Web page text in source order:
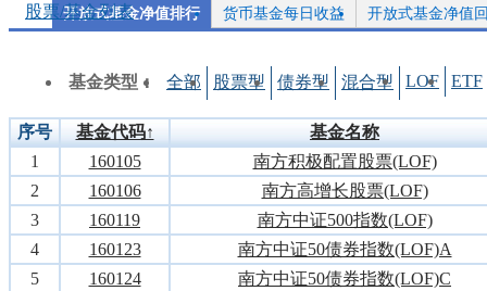
股票/基金列表
开放式基金净值排行 货币基金每日收益 开放式基金净值
基金类型： 全部 股票型 债券型 混合型 LOF ETF
序号 基金代码↑
基金名称
1
160105
南方积极配置股票(LOF)
2
160106
南方高增长股票(LOF)
3
160119
南方中证500指数(LOF)
4
160123
南方中证50债券指数(LOF)A
5
160124
南方中证50债券指数(LOF)C